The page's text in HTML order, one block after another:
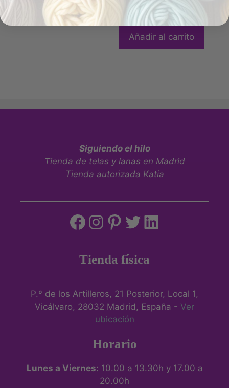
27 en stock
Añadir al carrito
Siguiendo el hilo
Tienda de telas y lanas en Madrid
Tienda autorizada Katia
Tienda física
P.º de los Artilleros, 21 Posterior, Local 1,
Vicálvaro, 28032 Madrid, España - Ver
ubicación
Horario
Lunes a Viernes: 10.00 a 13.30h y 17.00 a
20.00h